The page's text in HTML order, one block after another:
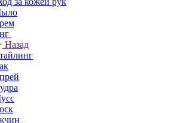
Назад